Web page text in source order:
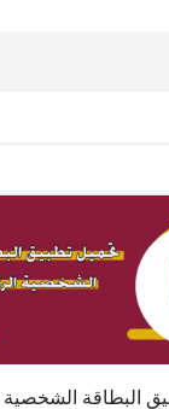
البطاقة الشخصية